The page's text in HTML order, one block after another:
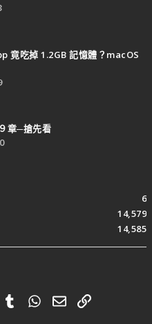
竟吃掉 1.2GB 記憶體？macOS
章─搶先看
6
14,579
14,585
TumblrWhatsApp
電子郵件
連結